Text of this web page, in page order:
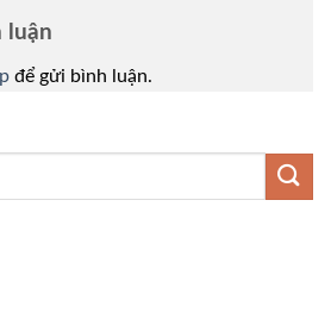
luận
để gửi bình luận.